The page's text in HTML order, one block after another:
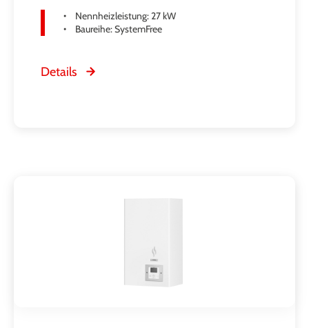
Nennheizleistung: 27 kW
Baureihe: SystemFree
Details